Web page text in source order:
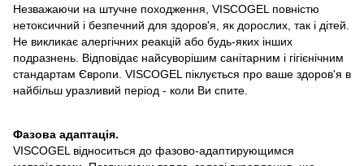
Незважаючи на штучне походження, VISCOGEL повністю
нетоксичний і безпечний для здоров'я, як дорослих, так і дітей.
Не викликає алергічних реакцій або будь-яких інших
подразнень. Відповідає найсуворішим санітарним і гігієнічним
стандартам Європи. VISCOGEL піклується про ваше здоров'я в
найбільш уразливий період - коли Ви спите.
Фазова адаптація.
VISCOGEL відноситься до фазово-адаптирующимся